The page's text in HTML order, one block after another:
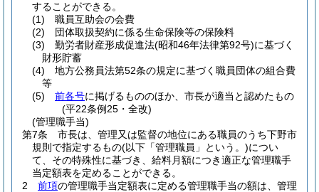
することができる。
(1)
職員互助会の会費
(2)
団体取扱契約に係る生命保険等の保険料
(3)
勤労者財産形成促進法(昭和46年法律第92号)に基づく
財形貯蓄
(4)
地方公務員法第52条の規定に基づく職員団体の組合費
等
(5)
前各号に掲げるもののほか、市長が適当と認めたもの
(平22条例25・全改)
(管理職手当)
第7条
市長は、管理又は監督の地位にある職員のうち下野市
規則で指定するもの(以下「管理職員」という。)につい
て、その特殊性に基づき、給料月額につき適正な管理職手
当定額表を定めることができる。
2
前項の管理職手当定額表に定める管理職手当の額は、管理